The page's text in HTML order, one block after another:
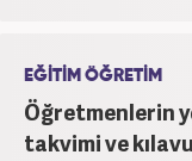
EĞİTİM ÖĞRETİM
Öğretmenlerin
takvimi ve